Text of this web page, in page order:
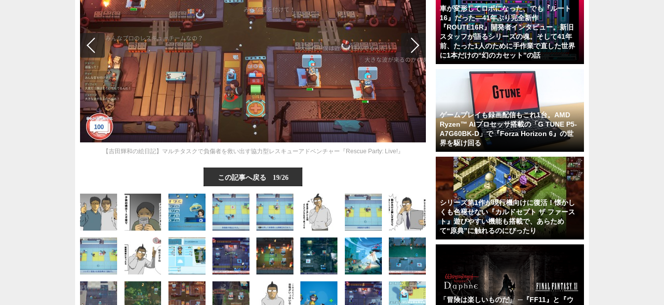
【吉田輝和の絵日記】マルチタスクで負傷者を救い出す協力型レスキューアドベンチャー『Rescue Party: Live!』
この記事へ戻る 19/26
車が変形してロボになった、でも『ルート
16』だった―41年ぶり完全新作
『ROUTE16R』開発者インタビュー。新旧
スタッフが語るシリーズの魂。そして41年
前、たった1人のために手作業で直した世界
に1本だけの“幻のカセット”の話
ゲームプレイも録画配信もこれ1台。AMD
Ryzen™ AIプロセッサ搭載の「G TUNE P5-
A7G60BK-D」で『Forza Horizon 6』の世
界を駆け回る
シリーズ第1作が現行機向けに復活！懐かし
くも色褪せない『カルドセプト ザ ファース
ト』遊びやすい機能も搭載で、あらため
て“原典”に触れるのにぴったり
「冒険は楽しいものだ」 ─『FF11』と『ウ